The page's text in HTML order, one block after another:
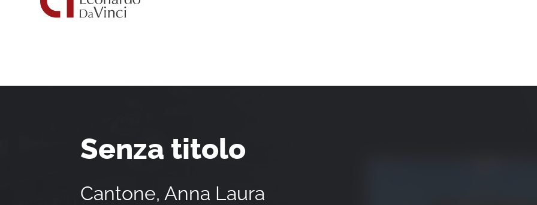
Senza titolo
Cantone, Anna Laura